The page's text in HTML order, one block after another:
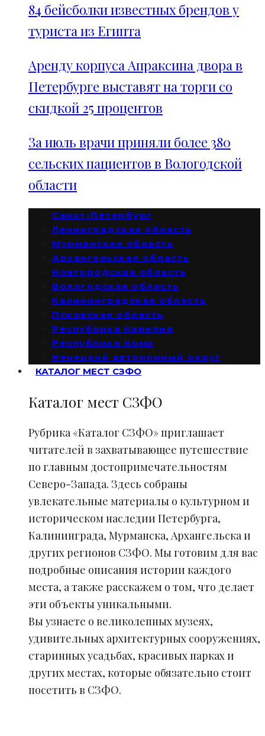
84 бейсболки известных брендов у
туриста из Египта
Аренду корпуса Апраксина двора в
Петербурге выставят на торги со
скидкой 25 процентов
За июль врачи приняли более 380
сельских пациентов в Вологодской
области
Санкт-Петербург
Ленинградская область
Мурманская область
Архангельская область
Новгородская область
Вологодская область
Калининградская область
Псковская область
Республика Карелия
Республика Коми
Ненецкий автономный округ
КАТАЛОГ МЕСТ СЗФО
Каталог мест СЗФО
Рубрика «Каталог СЗФО» приглашает
читателей в захватывающее путешествие
по главным достопримечательностям
Северо-Запада. Здесь собраны
увлекательные материалы о культурном и
историческом наследии Петербурга,
Калининграда, Мурманска, Архангельска и
других регионов СЗФО. Мы готовим для вас
подробные описания истории каждого
места, а также расскажем о том, что делает
эти объекты уникальными.
Вы узнаете о великолепных музеях,
удивительных архитектурных сооружениях,
старинных усадьбах, красивых парках и
других местах, которые обязательно стоит
посетить в СЗФО.